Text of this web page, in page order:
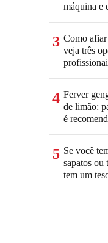
máquina e
3 Como
veja três
4 Ferver
de limão:
é
5 Se você
sapatos ou
tem um